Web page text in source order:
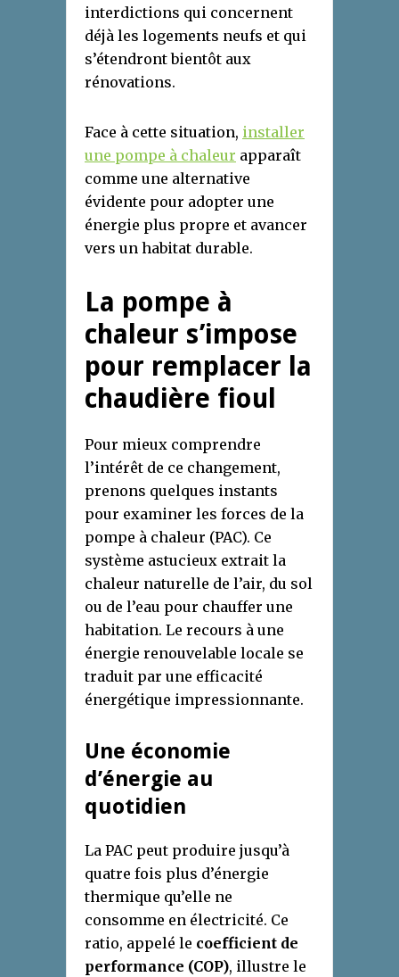
interdictions qui concernent
déjà les logements neufs et qui
s’étendront bientôt aux
rénovations.
Face à cette situation, installer
une pompe à chaleur apparaît
comme une alternative
évidente pour adopter une
énergie plus propre et avancer
vers un habitat durable.
La pompe à
chaleur s’impose
pour remplacer la
chaudière fioul
Pour mieux comprendre
l’intérêt de ce changement,
prenons quelques instants
pour examiner les forces de la
pompe à chaleur (PAC). Ce
système astucieux extrait la
chaleur naturelle de l’air, du sol
ou de l’eau pour chauffer une
habitation. Le recours à une
énergie renouvelable locale se
traduit par une efficacité
énergétique impressionnante.
Une économie
d’énergie au
quotidien
La PAC peut produire jusqu’à
quatre fois plus d’énergie
thermique qu’elle ne
consomme en électricité. Ce
ratio, appelé le coefficient de
performance (COP), illustre le